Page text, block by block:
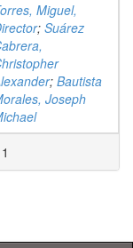
Miguel,
; Suárez
; Bautista
Joseph